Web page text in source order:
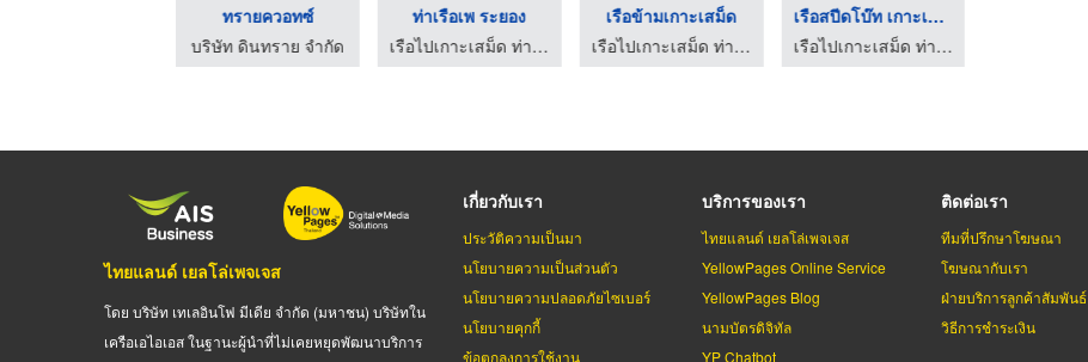
ทรายควอทซ์
บริษัท ดินทราย จำกัด
ท่าเรือเพ ระยอง
เรือไปเกาะเสม็ด ท่าเรือเพ - White Shark
เรือข้ามเกาะเสม็ด
เรือไปเกาะเสม็ด ท่าเรือเพ - White Shark
เรือสปีดโบ๊ท เกาะเสม ...
เรือไปเกาะเสม็ด ท่าเรือเพ - White Shark
ไทยแลนด์ เยลโล่เพจเจส
โดย บริษัท เทเลอินโฟ มีเดีย จำกัด (มหาชน) บริษัทใน
เครือเอไอเอส ในฐานะผู้นำที่ไม่เคยหยุดพัฒนาบริการ
เกี่ยวกับเรา
ประวัติความเป็นมา
นโยบายความเป็นส่วนตัว
นโยบายความปลอดภัยไซเบอร์
นโยบายคุกกี้
ข้อตกลงการใช้งาน
บริการของเรา
ไทยแลนด์ เยลโล่เพจเจส
YellowPages Online Service
YellowPages Blog
นามบัตรดิจิทัล
YP Chatbot
ติดต่อเรา
ทีมที่ปรึกษาโฆษณา
โฆษณากับเรา
ฝ่ายบริการลูกค้าสัมพันธ์
วิธีการชำระเงิน